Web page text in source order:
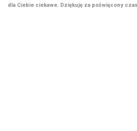
dla Ciebie ciekawe. Dziękuję za poświęcony